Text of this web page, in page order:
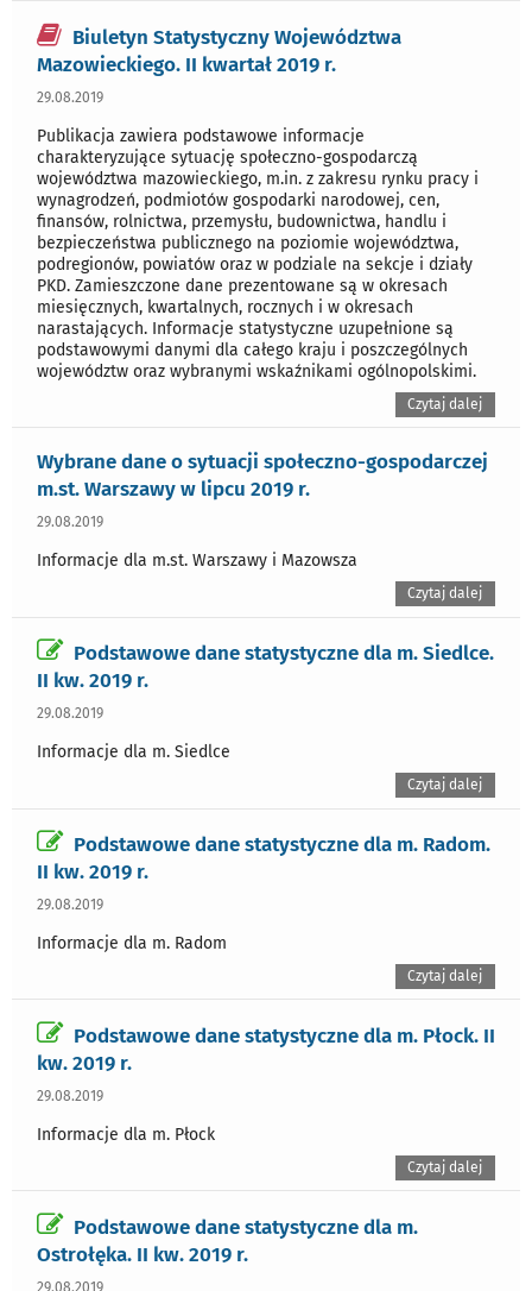
Biuletyn Statystyczny Województwa
Mazowieckiego. II kwartał 2019 r.
29.08.2019
Publikacja zawiera podstawowe informacje
charakteryzujące sytuację społeczno-gospodarczą
województwa mazowieckiego, m.in. z zakresu rynku pracy i
wynagrodzeń, podmiotów gospodarki narodowej, cen,
finansów, rolnictwa, przemysłu, budownictwa, handlu i
bezpieczeństwa publicznego na poziomie województwa,
podregionów, powiatów oraz w podziale na sekcje i działy
PKD. Zamieszczone dane prezentowane są w okresach
miesięcznych, kwartalnych, rocznych i w okresach
narastających. Informacje statystyczne uzupełnione są
podstawowymi danymi dla całego kraju i poszczególnych
województw oraz wybranymi wskaźnikami ogólnopolskimi.
Czytaj dalej
Wybrane dane o sytuacji społeczno-gospodarczej
m.st. Warszawy w lipcu 2019 r.
29.08.2019
Informacje dla m.st. Warszawy i Mazowsza
Czytaj dalej
Podstawowe dane statystyczne dla m. Siedlce.
II kw. 2019 r.
29.08.2019
Informacje dla m. Siedlce
Czytaj dalej
Podstawowe dane statystyczne dla m. Radom.
II kw. 2019 r.
29.08.2019
Informacje dla m. Radom
Czytaj dalej
Podstawowe dane statystyczne dla m. Płock. II
kw. 2019 r.
29.08.2019
Informacje dla m. Płock
Czytaj dalej
Podstawowe dane statystyczne dla m.
Ostrołęka. II kw. 2019 r.
29.08.2019